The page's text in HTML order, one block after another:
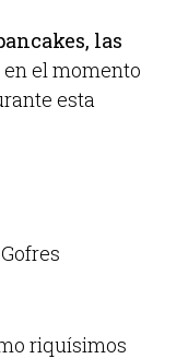
las
en el momento
esta
riquísimos